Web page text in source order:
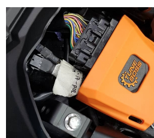
Thế giới
Quan sát
Cuộc sống đó đây
Hồ sơ